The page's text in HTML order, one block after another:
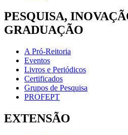
PESQUISA,
GRADUAÇÃO
A Pró-Reitoria
Eventos
Livros e Periódicos
Certificados
Grupos de Pesquisa
PROFEPT
EXTENSÃO